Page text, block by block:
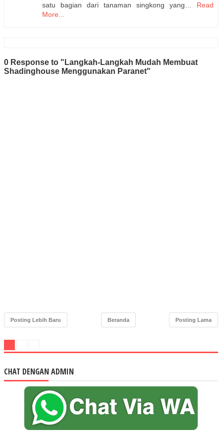
satu bagian dari tanaman singkong yang…
Read
More...
0 Response to "Langkah-Langkah Mudah Membuat
Shadinghouse Menggunakan Paranet"
Posting Lebih Baru Posting Lama
Beranda
CHAT DENGAN ADMIN